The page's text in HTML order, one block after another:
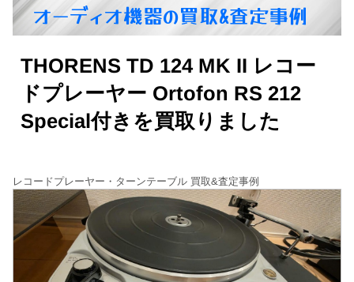
オーディオ機器の買取&査定事例
THORENS TD 124 MK II レコー
ドプレーヤー Ortofon RS 212
Special付きを買取りました
レコードプレーヤー・ターンテーブル 買取&査定事例